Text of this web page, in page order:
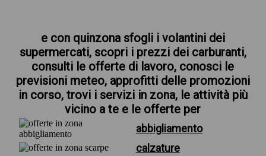
e con quinzona sfogli i volantini dei
supermercati, scopri i prezzi dei carburanti,
consulti le offerte di lavoro, conosci le
previsioni meteo, approfitti delle promozioni
in corso, trovi i servizi in zona, le attività più
vicino a te e le offerte per
abbigliamento
calzature